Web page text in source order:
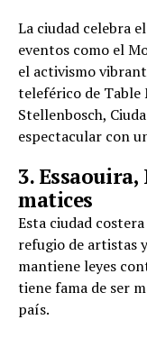
La ciudad celebra
eventos como el
el activismo
teleférico de Table
Stellenbosch,
espectacular con
3.
matices
Esta ciudad
refugio de artistas
mantiene leyes
tiene fama de ser
país.